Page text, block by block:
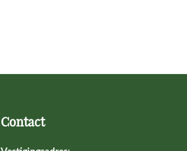
Contact